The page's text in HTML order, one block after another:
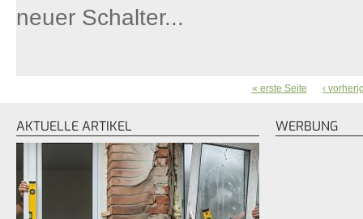
neuer Schalter...
« erste Seite ‹
AKTUELLE ARTIKEL WERBUNG